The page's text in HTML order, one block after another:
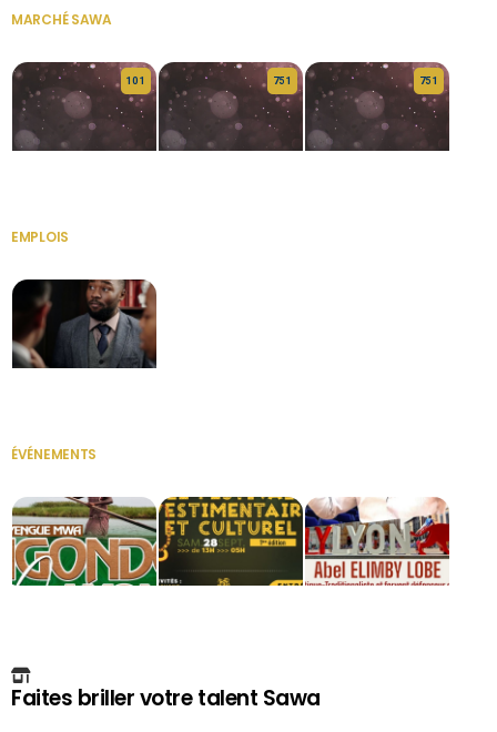
MARCHÉ SAWA
10 1 75 1 75 1
EMPLOIS
ÉVÉNEMENTS
Faites briller votre talent Sawa